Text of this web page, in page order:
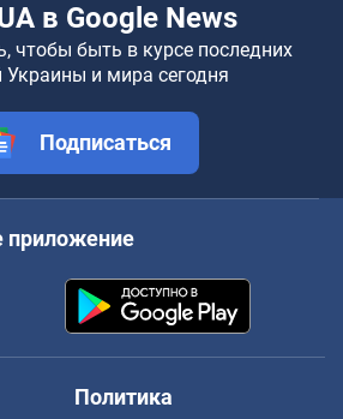
в Google News
чтобы быть в курсе последних
Украины и мира сегодня
Подписаться
приложение
Политика